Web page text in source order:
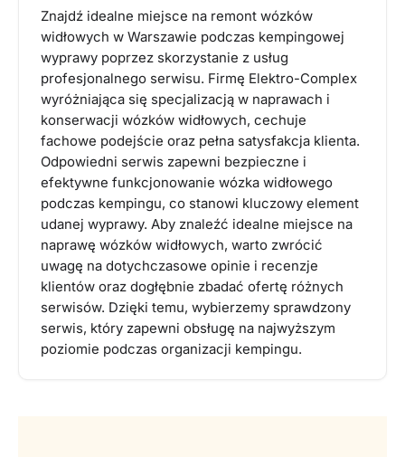
Znajdź idealne miejsce na remont wózków
widłowych w Warszawie podczas kempingowej
wyprawy poprzez skorzystanie z usług
profesjonalnego serwisu. Firmę Elektro-Complex
wyróżniająca się specjalizacją w naprawach i
konserwacji wózków widłowych, cechuje
fachowe podejście oraz pełna satysfakcja klienta.
Odpowiedni serwis zapewni bezpieczne i
efektywne funkcjonowanie wózka widłowego
podczas kempingu, co stanowi kluczowy element
udanej wyprawy. Aby znaleźć idealne miejsce na
naprawę wózków widłowych, warto zwrócić
uwagę na dotychczasowe opinie i recenzje
klientów oraz dogłębnie zbadać ofertę różnych
serwisów. Dzięki temu, wybierzemy sprawdzony
serwis, który zapewni obsługę na najwyższym
poziomie podczas organizacji kempingu.